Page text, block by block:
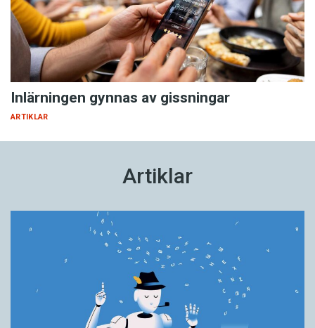
Inlärningen gynnas av gissningar
ARTIKLAR
Artiklar